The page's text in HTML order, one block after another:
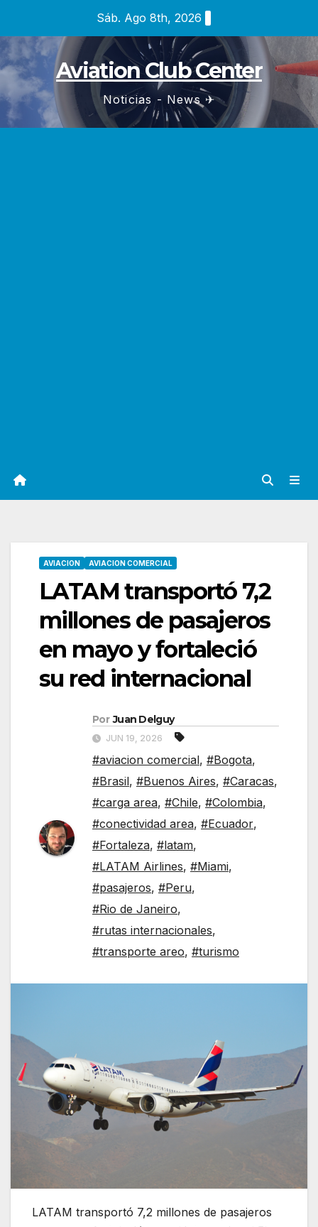
contenido
Sáb. Ago 8th, 2026
Aviation Club Center
Noticias - News ✈
AVIACION AVIACION COMERCIAL
LATAM transportó 7,2
millones de pasajeros
en mayo y fortaleció
su red internacional
Por Juan Delguy
JUN 19, 2026
#aviacion comercial, #Bogota,
#Brasil, #Buenos Aires, #Caracas,
#carga area, #Chile, #Colombia,
#conectividad area, #Ecuador,
#Fortaleza, #latam,
#LATAM Airlines, #Miami,
#pasajeros, #Peru,
#Rio de Janeiro,
#rutas internacionales,
#transporte areo, #turismo
LATAM transportó 7,2 millones de pasajeros